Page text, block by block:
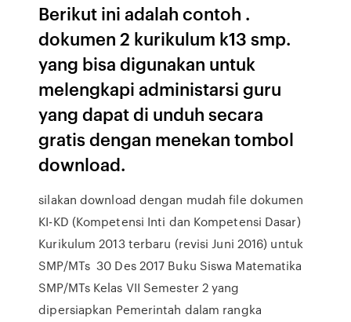
Berikut ini adalah contoh .
dokumen 2 kurikulum k13 smp.
yang bisa digunakan untuk
melengkapi administarsi guru
yang dapat di unduh secara
gratis dengan menekan tombol
download.
silakan download dengan mudah file dokumen
KI-KD (Kompetensi Inti dan Kompetensi Dasar)
Kurikulum 2013 terbaru (revisi Juni 2016) untuk
SMP/MTs 30 Des 2017 Buku Siswa Matematika
SMP/MTs Kelas VII Semester 2 yang
dipersiapkan Pemerintah dalam rangka